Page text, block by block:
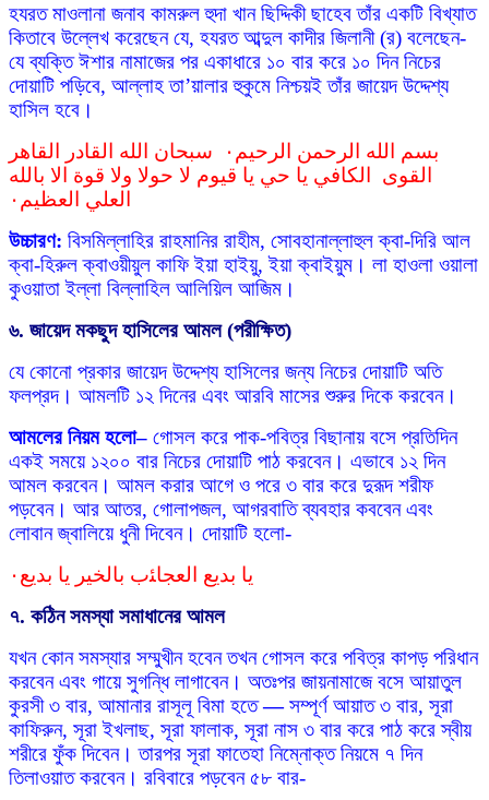
হযরত মাওলানা জনাব কামরুল হুদা খান ছিদ্দিকী ছাহেব তাঁর একটি বিখ্যাত
কিতাবে উল্লেখ করেছেন যে, হযরত আব্দুল কাদীর জিলানী (র) বলেছেন-
যে ব্যক্তি ঈশার নামাজের পর একাধারে ১০ বার করে ১০ দিন নিচের
দোয়াটি পড়িবে, আল্লাহ তা’য়ালার হুকুমে নিশ্চয়ই তাঁর জায়েদ উদ্দেশ্য
হাসিল হবে।
بسم الله الرحمن الرحيم٠ سبحان الله القادر القاهر
القوى الكافي يا حي يا قيوم لا حولا ولا قوﺓ الا بالله
العلي العظيم٠
উচ্চারণ: বিসমিল্লাহির রাহমানির রাহীম, সোবহানাল্লাহুল ক্বা-দিরি আল
ক্বা-হিরুল ক্বাওয়ীয়ুল কাফি ইয়া হাইয়ু, ইয়া ক্বাইয়ুম। লা হাওলা ওয়ালা
কুওয়াতা ইল্লা বিল্লাহিল আলিয়িল আজিম।
৬. জায়েদ মকছুদ হাসিলের আমল (পরীক্ষিত)
যে কোনো প্রকার জায়েদ উদ্দেশ্য হাসিলের জন্য নিচের দোয়াটি অতি
ফলপ্রদ। আমলটি ১২ দিনের এবং আরবি মাসের শুরুর দিকে করবেন।
আমলের নিয়ম হলো– গোসল করে পাক-পবিত্র বিছানায় বসে প্রতিদিন
একই সময়ে ১২০০ বার নিচের দোয়াটি পাঠ করবেন। এভাবে ১২ দিন
আমল করবেন। আমল করার আগে ও পরে ৩ বার করে দুরূদ শরীফ
পড়বেন। আর আতর, গোলাপজল, আগরবাতি ব্যবহার কববেন এবং
লোবান জ্বালিয়ে ধুনী দিবেন। দোয়াটি হলো-
يا بديع العجاﺌب بالخير يا بديع٠
৭. কঠিন সমস্যা সমাধানের আমল
যখন কোন সমস্যার সম্মুখীন হবেন তখন গোসল করে পবিত্র কাপড় পরিধান
করবেন এবং গায়ে সুগন্ধি লাগাবেন। অতঃপর জায়নামাজে বসে আয়াতুল
কুরসী ৩ বার, আমানার রাসূলূ বিমা হতে—সম্পূর্ণ আয়াত ৩ বার, সূরা
কাফিরুন, সূরা ইখলাছ, সূরা ফালাক, সূরা নাস ৩ বার করে পাঠ করে স্বীয়
শরীরে ফুঁক দিবেন। তারপর সূরা ফাতেহা নিম্নোক্ত নিয়মে ৭ দিন
তিলাওয়াত করবেন। রবিবারে পড়বেন ৫৮ বার-